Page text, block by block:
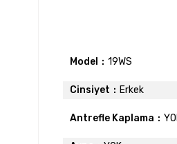
Model 19WS
Cinsiyet Erkek
Antrefle Kaplama